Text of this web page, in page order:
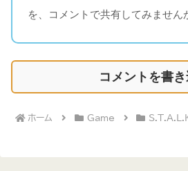
を、コメントで共有してみません
コメントを書
ホーム Game